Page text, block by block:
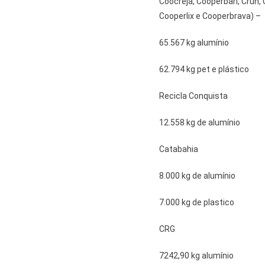
Cooperlix e Cooperbrava) –
65.567 kg alumínio
62.794 kg pet e plástico
Recicla Conquista
12.558 kg de alumínio
Catabahia
8.000 kg de alumínio
7.000 kg de plastico
CRG
7242,90 kg alumínio